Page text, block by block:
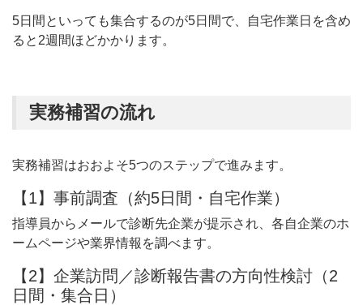
5日間といっても集合するのが5日間で、自宅作業日を含め
ると2週間ほどかかります。
実務補習の流れ
実務補習はおおよそ5つのステップで進みます。
【1】事前調査（約5日間・自宅作業）
指導員からメールで診断先企業が提示され、各自企業のホ
ームページや業界情報を調べます。
【2】企業訪問／診断報告書の方向性検討（2
日間・集合日）